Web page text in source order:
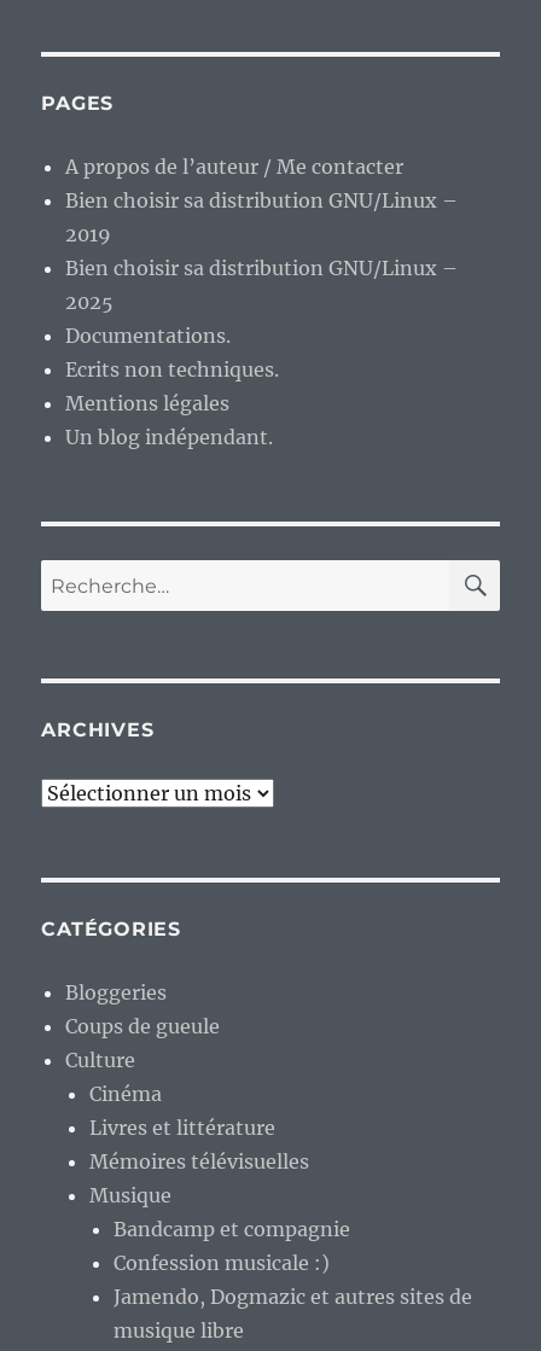
compositeur
du
nous
PAGES
A propos de l’auteur / Me contacter
Bien choisir sa distribution GNU/Linux –
2019
Bien choisir sa distribution GNU/Linux –
2025
Documentations.
Ecrits non techniques.
Mentions légales
Un blog indépendant.
Recherche
pour :
ARCHIVES
Archives
CATÉGORIES
Bloggeries
Coups de gueule
Culture
Cinéma
Livres et littérature
Mémoires télévisuelles
Musique
Bandcamp et compagnie
Confession musicale :)
Jamendo, Dogmazic et autres sites de
musique libre